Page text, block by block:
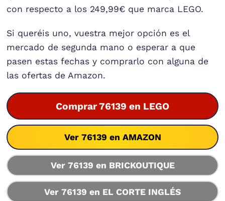
con respecto a los 249,99€ que marca LEGO.
Si queréis uno, vuestra mejor opción es el
mercado de segunda mano o esperar a que
pasen estas fechas y comprarlo con alguna de
las ofertas de Amazon.
Comprar 76139 en LEGO
Ver 76139 en AMAZON
Ver 76139 en BRICKOUTIQUE
Ver 76139 en EL CORTE INGLÉS